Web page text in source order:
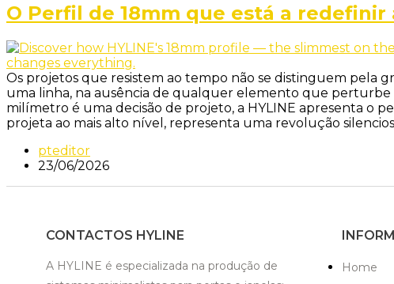
O Perfil de 18mm que está a
Os projetos que resistem ao tempo não se distinguem pela
uma linha, na ausência de qualquer elemento que
milímetro é uma decisão de projeto, a HYLINE apresenta o
projeta ao mais alto nível, representa uma revolução
pteditor
23/06/2026
CONTACTOS HYLINE
A HYLINE é especializada na produção de
Home